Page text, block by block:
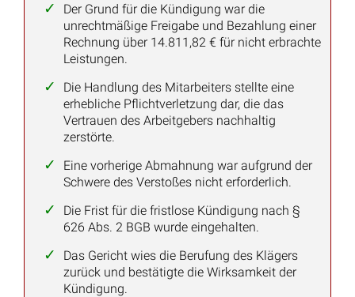
Der Grund für die Kündigung war die
unrechtmäßige Freigabe und Bezahlung einer
Rechnung über 14.811,82 € für nicht erbrachte
Leistungen.
Die Handlung des Mitarbeiters stellte eine
erhebliche Pflichtverletzung dar, die das
Vertrauen des Arbeitgebers nachhaltig
zerstörte.
Eine vorherige Abmahnung war aufgrund der
Schwere des Verstoßes nicht erforderlich.
Die Frist für die fristlose Kündigung nach §
626 Abs. 2 BGB wurde eingehalten.
Das Gericht wies die Berufung des Klägers
zurück und bestätigte die Wirksamkeit der
Kündigung.